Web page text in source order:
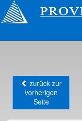
zurück zur
vorherigen
Seite